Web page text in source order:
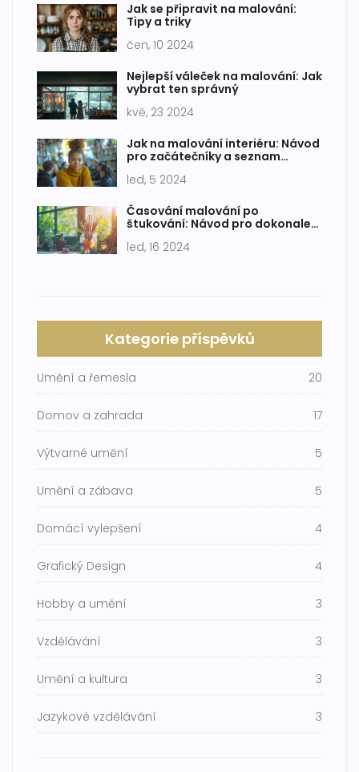
Jak se připravit na malování:
Tipy a triky
čen, 10 2024
Nejlepší váleček na malování: Jak
vybrat ten správný
kvě, 23 2024
Jak na malování interiéru: Návod
pro začátečníky a seznam
led, 5 2024
Časování malování po
štukování: Návod pro dokonale
led, 16 2024
Kategorie příspěvků
Umění a řemesla 20
Domov a zahrada 17
Výtvarné umění 5
Umění a zábava 5
Domácí vylepšení 4
Grafický Design 4
Hobby a umění 3
Vzdělávání 3
Umění a kultura 3
Jazykové vzdělávání 3